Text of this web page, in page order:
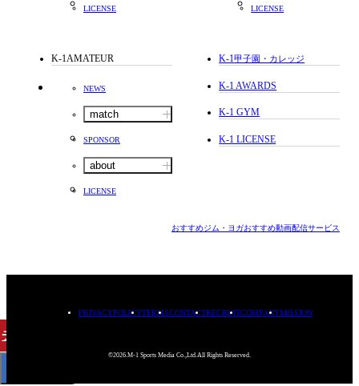
チケット
LICENSE LICENSE
K-1AMATEUR
NEWS
match
SPONSOR
about
LICENSE
K-1甲子園・カレッジ
K-1 AWARDS
K-1 GYM
K-1 LICENSE
おすすめジム・ヨガおすすめ動画配信サービス
PRIVACYPOLICYTERMSCONTACTRECRUITCOMPANYMISSION
©2026.M-1 Sports Media Co.,Ltd.All Rights Reserved.